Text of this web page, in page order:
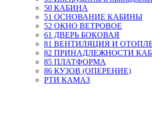
50 КАБИНА
51 ОСНОВАНИЕ КАБИНЫ
52 ОКНО ВЕТРОВОЕ
61 ДВЕРЬ БОКОВАЯ
81 ВЕНТИЛЯЦИЯ И
82 ПРИНАДЛЕЖНОСТИ
85 ПЛАТФОРМА
86 КУЗОВ (ОПЕРЕНИЕ)
РТИ КАМАЗ